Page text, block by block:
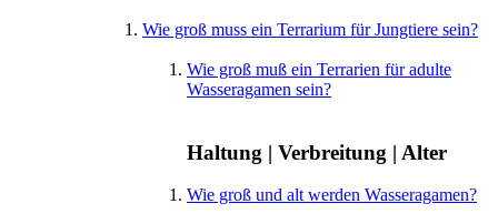
Wie groß muss ein Terrarium für Jungtiere sein?
Wie groß muß ein Terrarien für adulte
Wasseragamen sein?
Haltung | Verbreitung | Alter
Wie groß und alt werden Wasseragamen?